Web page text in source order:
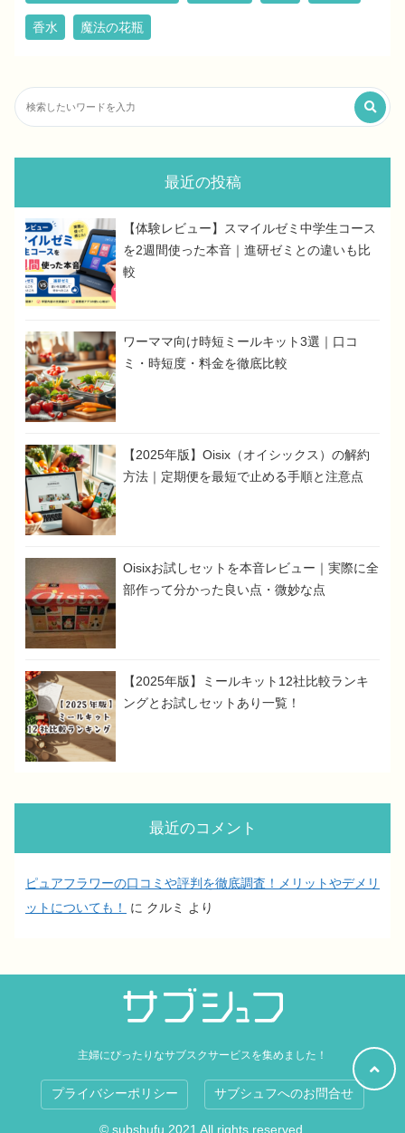
香水 魔法の花瓶
最近の投稿
【体験レビュー】スマイルゼミ中学生コース
を2週間使った本音｜進研ゼミとの違いも比
較
ワーママ向け時短ミールキット3選｜口コ
ミ・時短度・料金を徹底比較
【2025年版】Oisix（オイシックス）の解約
方法｜定期便を最短で止める手順と注意点
Oisixお試しセットを本音レビュー｜実際に全
部作って分かった良い点・微妙な点
【2025年版】ミールキット12社比較ランキ
ングとお試しセットあり一覧！
最近のコメント
ピュアフラワーの口コミや評判を徹底調査！メリットやデメリ
ットについても！
に クルミ より
主婦にぴったりなサブスクサービスを集めました！
プライバシーポリシー サブシュフへのお問合せ
© subshufu 2021 All rights reserved.